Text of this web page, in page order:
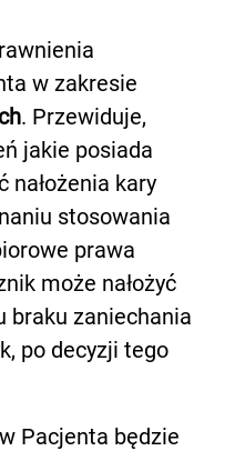
w zakresie
. Przewiduje,
jakie posiada
nałożenia kary
stosowania
prawa
może nałożyć
braku zaniechania
po decyzji tego
Pacjenta będzie